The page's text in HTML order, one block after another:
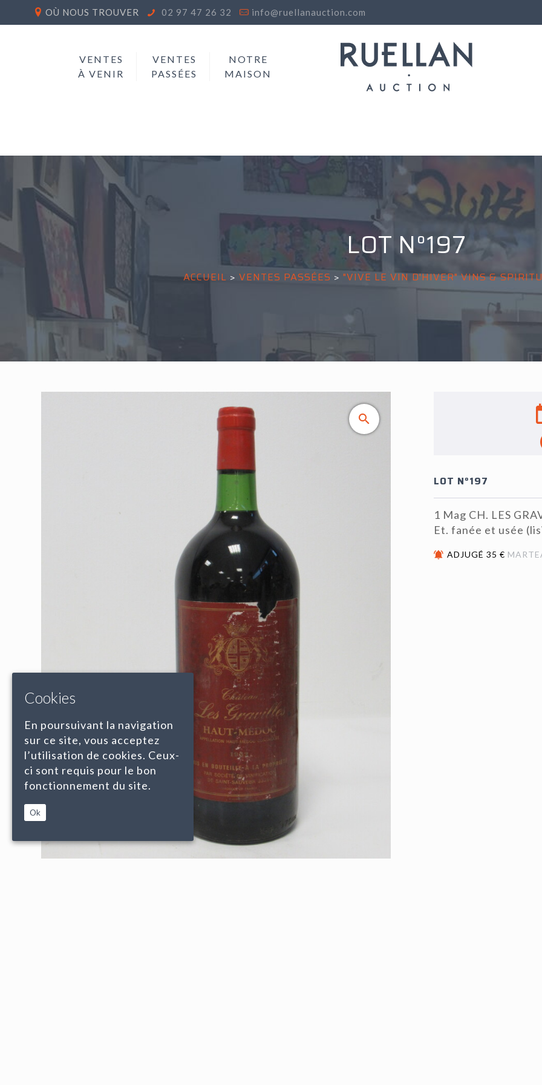
OÙ NOUS TROUVER 02 97 47 26 32 info@ruellanauction.com
VENTES
À VENIR
VENTES
PASSÉES
NOTRE
MAISON
LOT N°197
ACCUEIL > VENTES PASSÉES > "VIVE LE VIN D'HIVER" VINS &
LOT N°197
1 Mag CH. LES
Et. fanée et usée
ADJUGÉ 35 €
Cookies
En poursuivant la navigation
sur ce site, vous acceptez
l’utilisation de cookies. Ceux-
ci sont requis pour le bon
fonctionnement du site.
Ok